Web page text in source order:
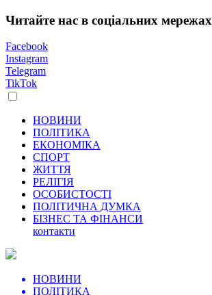
Читайте нас в соціальних мережах
Facebook
Instagram
Telegram
TikTok
НОВИНИ
ПОЛІТИКА
ЕКОНОМІКА
СПОРТ
ЖИТТЯ
РЕЛІГІЯ
ОСОБИСТОСТІ
ПОЛІТИЧНА ДУМКА
БІЗНЕС ТА ФІНАНСИ
контакти
НОВИНИ
ПОЛІТИКА